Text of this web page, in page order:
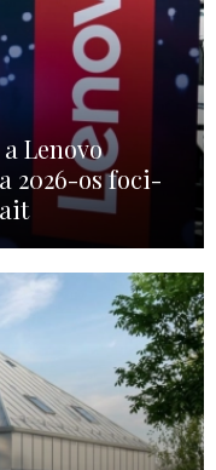
Lenovo
2026-os foci-